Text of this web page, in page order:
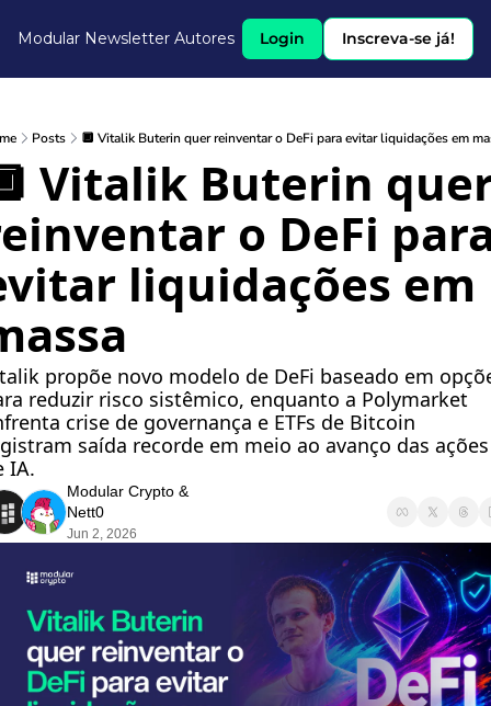
Modular Newsletter Autores Login Inscreva-se já!
Posts 🔲 Vitalik Buterin quer reinventar o DeFi para evitar liquidações em
Vitalik Buterin
o DeFi
liquidações em
propõe novo modelo de DeFi baseado em
reduzir risco sistêmico, enquanto a Polymarket
crise de governança e ETFs de Bitcoin
saída recorde em meio ao avanço das ações
IA.
Modular Crypto
Nett0
Jun 2, 2026